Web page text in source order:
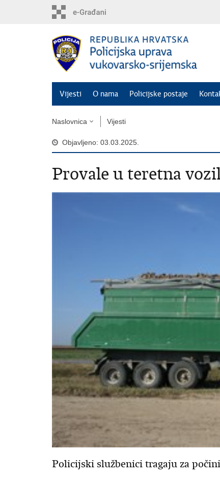
Vijesti O nama Policijske postaje
Naslovnica Vijesti
Objavljeno: 03.03.2025.
Provale u teretna
Policijski službenici tragaju za